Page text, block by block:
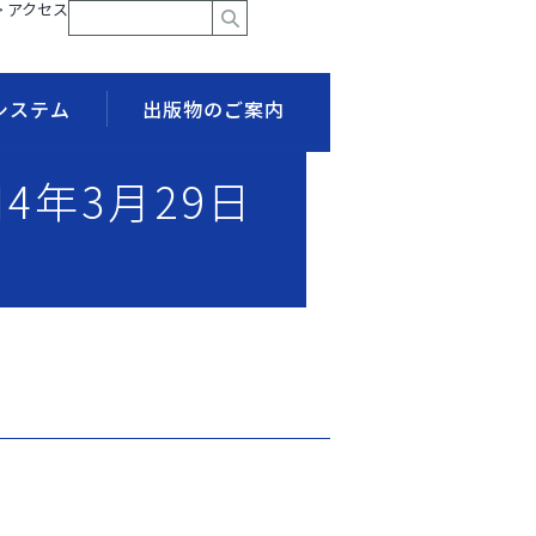
アクセス
ステム 出版物のご案内
年3月29日